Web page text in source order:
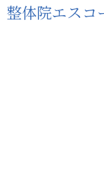
整体院エスコ